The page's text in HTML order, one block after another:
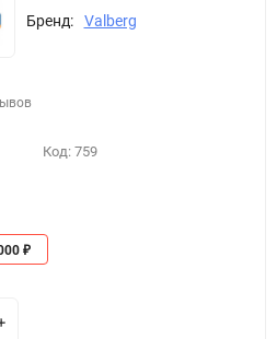
Бренд: Valberg
Код: 759
₽